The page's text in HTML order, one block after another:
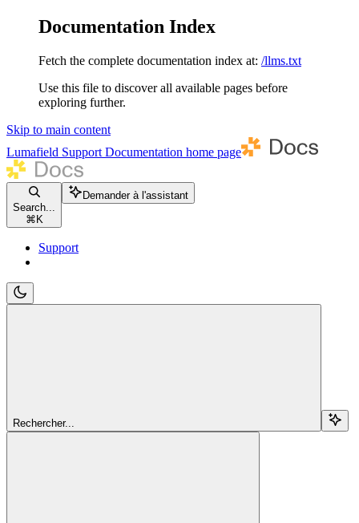
Documentation Index
Fetch the complete documentation index at: /llms.txt
Use this file to discover all available pages before
exploring further.
Skip to main content
Lumafield Support Documentation home page
Search...
⌘ K
Demander à l'assistant
Support
Rechercher...